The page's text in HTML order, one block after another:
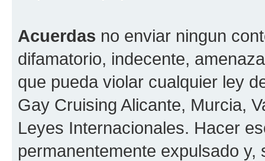
Acuerdas no enviar ningun
difamatorio, indecente,
que pueda violar cualquier ley
Gay Cruising Alicante, Murcia,
Leyes Internacionales. Hacer
permanentemente expulsado